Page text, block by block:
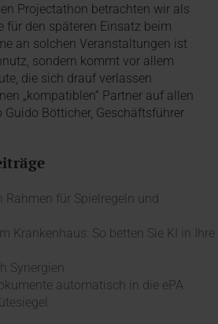
Projectathon betrachten wir als
für den späteren Einsatz beim
an solchen Veranstaltungen ist
sondern kommt vor allem
die sich drauf verlassen
„kompatiblen“ Partner auf allen
Guido Bötticher, Geschäftsführer
Rahmen für Spielregeln und
Krankenhaus: So betten Sie KI in Ihre
Synergien
automatisch in die ePA